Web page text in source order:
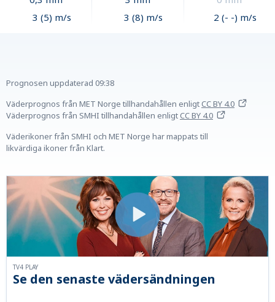
3 (5) m/s
3 (8) m/s
2 (- -) m/s
Prognosen uppdaterad 09:38
Väderprognos från MET Norge tillhandahållen enligtCC BY 4.0
Väderprognos från SMHI tillhandahållen enligtCC BY 4.0
Väderikoner från SMHI och MET Norge har mappats till
likvärdiga ikoner från Klart.
Se den senaste vädersändningen
TV4 PLAY